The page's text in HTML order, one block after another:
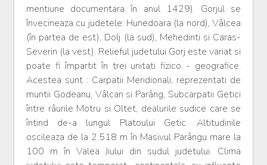
mentiune documentara în anul 1429). Gorjul se
învecineaza cu judetele: Hunedoara (la nord), Vâlcea
(în partea de est), Dolj (la sud), Mehedinti si Caras-
Severin (la vest). Relieful judetului Gorj este variat si
poate fi împartit în trei unitati fizico - geografice.
Acestea sunt : Carpatii Meridionali, reprezentati de
muntii Godeanu, Vâlcan si Parâng, Subcarpatii Getici
între râurile Motru si Oltet, dealurile sudice care se
întind de-a lungul Platoului Getic. Altitudinile
oscileaza de la 2.518 m în Masivul Parângu mare la
100 m în Valea Jiului din sudul judetului. Clima